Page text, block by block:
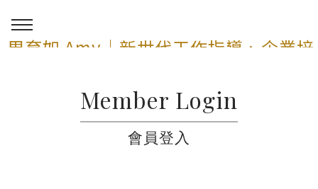
周育如 Amy｜新世代工作指導、企業培
Member Login
會員登入